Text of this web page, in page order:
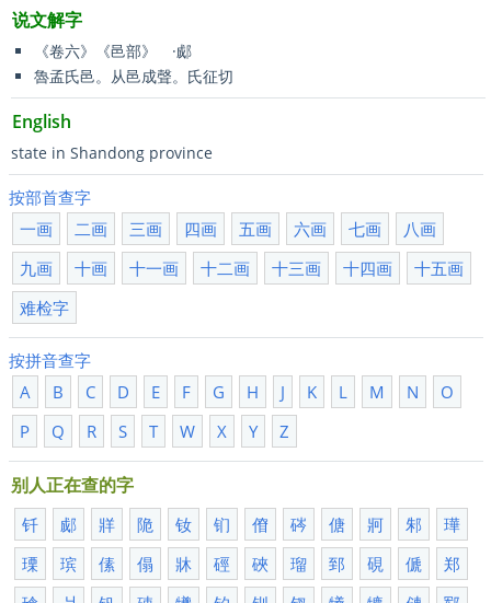
说文解字
《卷六》《邑部》 ·郕
魯孟氏邑。从邑成聲。氏征切
English
state in Shandong province
按部首查字
一画
二画 三画 四画 五画 六画 七画
八画
九画
十画 十一画 十二画 十三画 十四画
十五画
难检字
按拼音查字
A
B C D E F G H J K L M N
O
P
Q R S T W X Y Z
别人正在查的字
钎 郕 牂 陒 钕 钔 傄 硶 傏 牁 邾
璍
瑮
瑸 傃 傝 牀 硜 硤 瑠 郅 硯 傂
郑